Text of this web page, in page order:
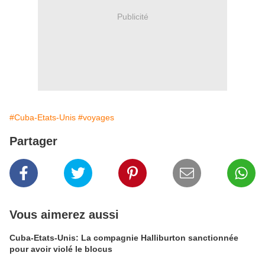
Publicité
#Cuba-Etats-Unis #voyages
Partager
Vous aimerez aussi
Cuba-Etats-Unis: La compagnie Halliburton sanctionnée
pour avoir violé le blocus